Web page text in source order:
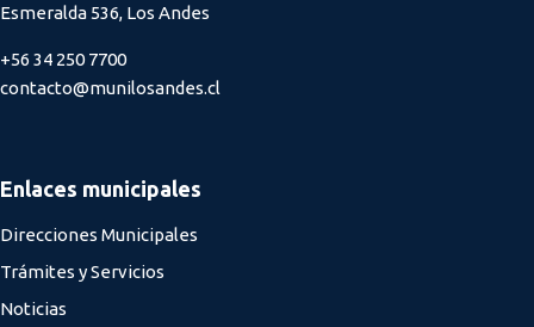
Esmeralda 536, Los Andes
+56 34 250 7700
contacto@munilosandes.cl
Enlaces municipales
Direcciones Municipales
Trámites y Servicios
Noticias